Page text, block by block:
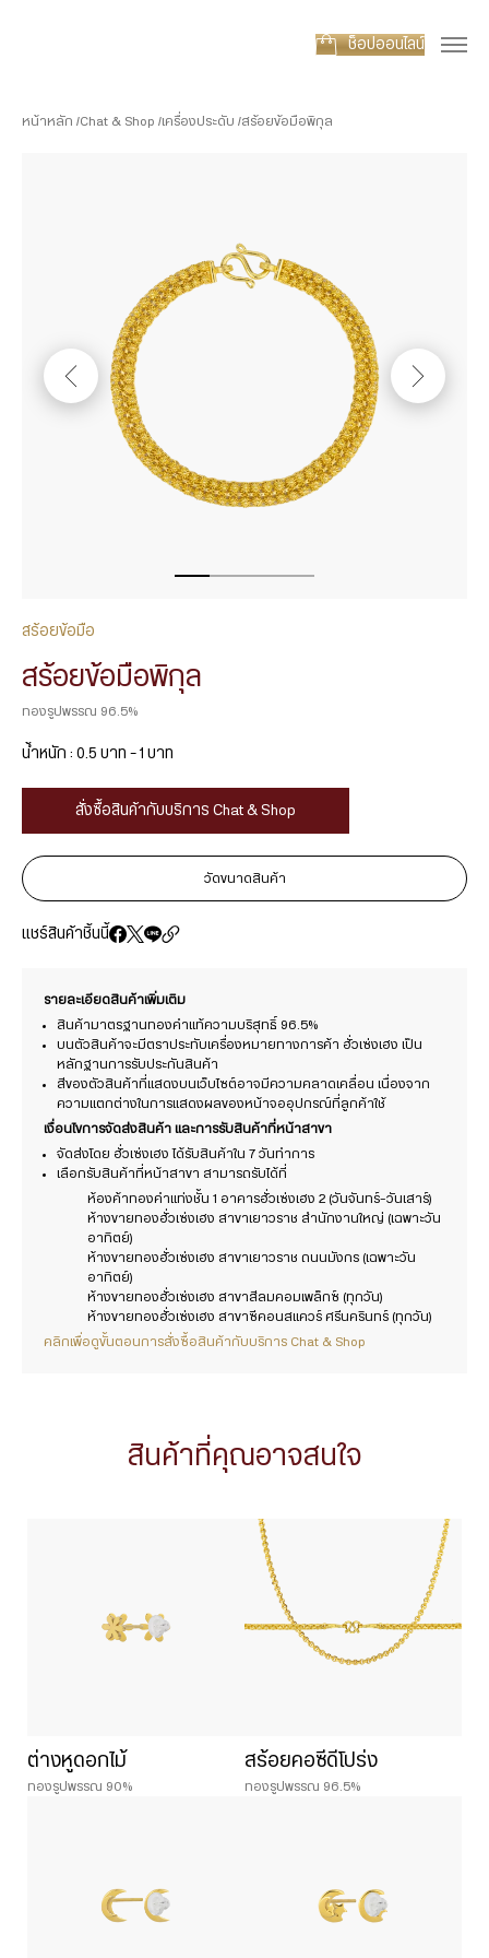
ช็อปออนไลน์
หน้าหลัก Chat & Shop เครื่องประดับ สร้อยข้อมือพิกุล
สร้อยข้อมือ
สร้อยข้อมือพิกุล
ทองรูปพรรณ 96.5%
น้ำหนัก : 0.5 บาท – 1 บาท
สั่งซื้อสินค้ากับบริการ Chat & Shop
วัดขนาดสินค้า
แชร์สินค้าชิ้นนี้
รายละเอียดสินค้าเพิ่มเติม
สินค้ามาตรฐานทองคำแท้ความบริสุทธิ์ 96.5%
บนตัวสินค้าจะมีตราประทับเครื่องหมายทางการค้า ฮั่วเซ่งเฮง เป็น
หลักฐานการรับประกันสินค้า
สีของตัวสินค้าที่แสดงบนเว็บไซต์อาจมีความคลาดเคลื่อน เนื่องจาก
ความแตกต่างในการแสดงผลของหน้าจออุปกรณ์ที่ลูกค้าใช้
เงื่อนไขการจัดส่งสินค้า และการรับสินค้าที่หน้าสาขา
จัดส่งโดย ฮั่วเซ่งเฮง ได้รับสินค้าใน 7 วันทำการ
เลือกรับสินค้าที่หน้าสาขา สามารถรับได้ที่
ห้องค้าทองคำแท่งชั้น 1 อาคารฮั่วเซ่งเฮง 2 (วันจันทร์-วันเสาร์)
ห้างขายทองฮั่วเซ่งเฮง สาขาเยาวราช สำนักงานใหญ่ (เฉพาะวัน
อาทิตย์)
ห้างขายทองฮั่วเซ่งเฮง สาขาเยาวราช ถนนมังกร (เฉพาะวัน
อาทิตย์)
ห้างขายทองฮั่วเซ่งเฮง สาขาสีลมคอมเพล็กซ์ (ทุกวัน)
ห้างขายทองฮั่วเซ่งเฮง สาขาซีคอนสแควร์ ศรีนครินทร์ (ทุกวัน)
คลิกเพื่อดูขั้นตอนการสั่งซื้อสินค้ากับบริการ Chat & Shop
สินค้าที่คุณอาจสนใจ
ต่างหูดอกไม้
ทองรูปพรรณ 90%
สร้อยคอซีดีโปร่ง
ทองรูปพรรณ 96.5%